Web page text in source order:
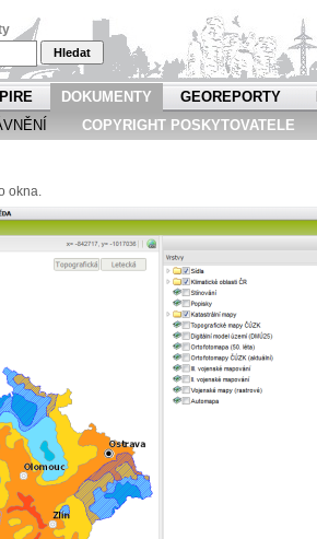
Hledat
DOKUMENTY GEOREPORTY
COPYRIGHT POSKYTOVATELE
okna.